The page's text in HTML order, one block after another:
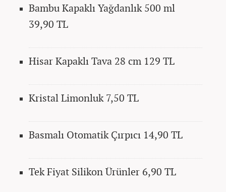
Bambu Kapaklı Yağdanlık 500 ml
39,90 TL
Hisar Kapaklı Tava 28 cm 129 TL
Kristal Limonluk 7,50 TL
Basmalı Otomatik Çırpıcı 14,90 TL
Tek Fiyat Silikon Ürünler 6,90 TL